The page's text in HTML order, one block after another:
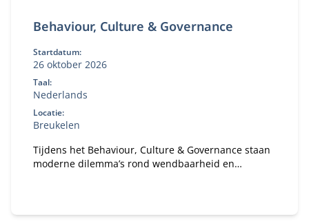
Behaviour, Culture & Governance
Startdatum:
26 oktober 2026
Taal:
Nederlands
Locatie:
Breukelen
Tijdens het Behaviour, Culture & Governance staan
moderne dilemma’s rond wendbaarheid en